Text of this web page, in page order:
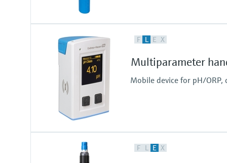
Input
Output / communication
4 to 20 mA, HART
F L E X
Multiparameter
Mobile device for pH/
F L E X